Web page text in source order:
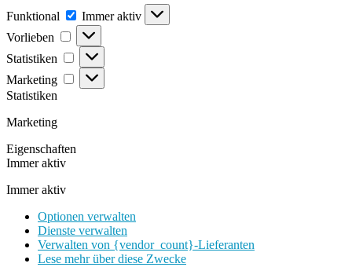
Funktional Funktional
Immer aktiv
Vorlieben
Vorlieben
Statistiken Statistiken
Marketing
Marketing
Statistiken
Marketing
Eigenschaften
Immer aktiv
Immer aktiv
Optionen verwalten
Dienste verwalten
Verwalten von {vendor_count}-Lieferanten
Lese mehr über diese Zwecke